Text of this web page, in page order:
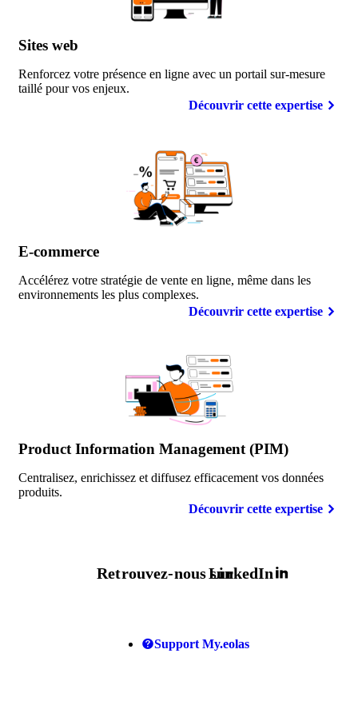
Sites web
Renforcez votre présence en ligne avec un portail sur-mesure
taillé pour vos enjeux.
Découvrir cette expertise
E-commerce
Accélérez votre stratégie de vente en ligne, même dans les
environnements les plus complexes.
Découvrir cette expertise
Product Information Management (PIM)
Centralisez, enrichissez et diffusez efficacement vos données
produits.
Découvrir cette expertise
Retrouvez-nous surLinkedIn
Support My.eolas